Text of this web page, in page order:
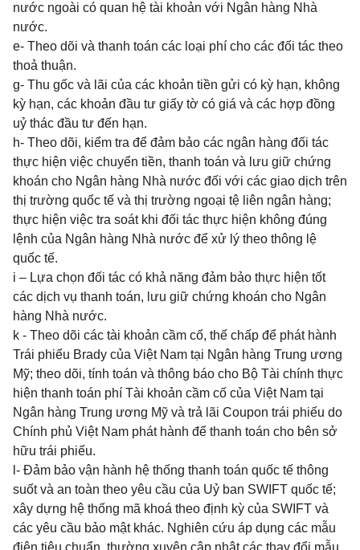
nước ngoài có quan hệ tài khoản với Ngân hàng Nhà
nước.
e- Theo dõi và thanh toán các loại phí cho các đối tác theo
thoả thuận.
g- Thu gốc và lãi của các khoản tiền gửi có kỳ hạn, không
kỳ hạn, các khoản đầu tư giấy tờ có giá và các hợp đồng
uỷ thác đầu tư đến hạn.
h- Theo dõi, kiểm tra để đảm bảo các ngân hàng đối tác
thực hiện việc chuyển tiền, thanh toán và lưu giữ chứng
khoán cho Ngân hàng Nhà nước đối với các giao dịch trên
thị trường quốc tế và thị trường ngoại tệ liên ngân hàng;
thực hiện việc tra soát khi đối tác thực hiện không đúng
lệnh của Ngân hàng Nhà nước để xử lý theo thông lệ
quốc tế.
i – Lựa chọn đối tác có khả năng đảm bảo thực hiện tốt
các dịch vụ thanh toán, lưu giữ chứng khoán cho Ngân
hàng Nhà nước.
k - Theo dõi các tài khoản cầm cố, thế chấp để phát hành
Trái phiếu Brady của Việt Nam tại Ngân hàng Trung ương
Mỹ; theo dõi, tính toán và thông báo cho Bộ Tài chính thực
hiện thanh toán phí Tài khoản cầm cố của Việt Nam tại
Ngân hàng Trung ương Mỹ và trả lãi Coupon trái phiếu do
Chính phủ Việt Nam phát hành để thanh toán cho bên sở
hữu trái phiếu.
l- Đảm bảo vận hành hệ thống thanh toán quốc tế thông
suốt và an toàn theo yêu cầu của Uỷ ban SWIFT quốc tế;
xây dựng hệ thống mã khoá theo định kỳ của SWIFT và
các yêu cầu bảo mật khác. Nghiên cứu áp dụng các mẫu